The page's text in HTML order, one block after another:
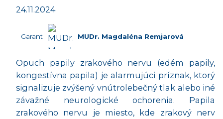
24.11.2024
Garant MUDr. Magdaléna Remjarová
Opuch papily zrakového nervu (edém papily,
kongestívna papila) je alarmujúci príznak, ktorý
signalizuje zvýšený vnútrolebečný tlak alebo iné
závažné neurologické ochorenia. Papila
zrakového nervu je miesto, kde zrakový nerv